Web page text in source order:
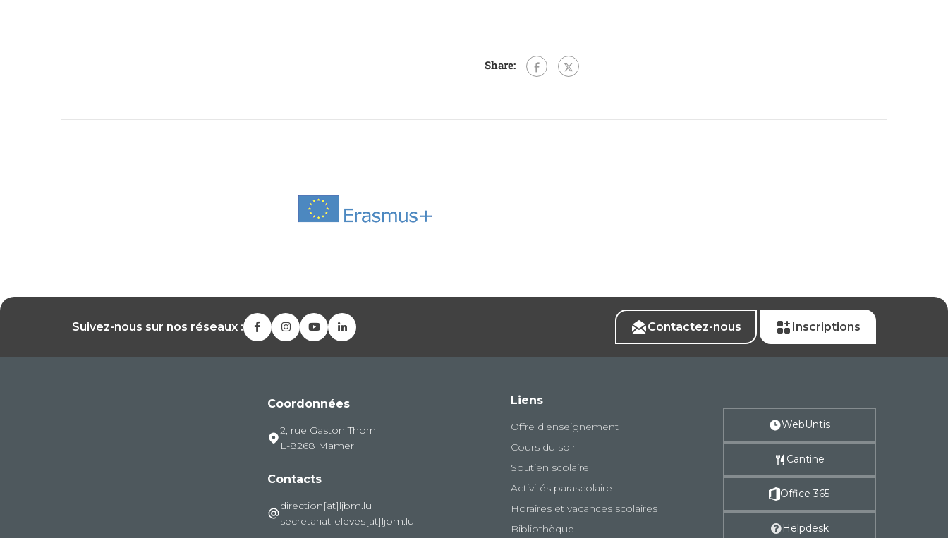
Share:
Suivez-nous sur nos réseaux : Contactez-nous Inscriptions
Coordonnées
2, rue Gaston Thorn
L-8268 Mamer
Contacts
direction[at]ljbm.lu
secretariat-eleves[at]ljbm.lu
Liens
Offre d'enseignement
Cours du soir
Soutien scolaire
Activités parascolaire
Horaires et vacances scolaires
Bibliothèque
WebUntis
Cantine
Office 365
Helpdesk